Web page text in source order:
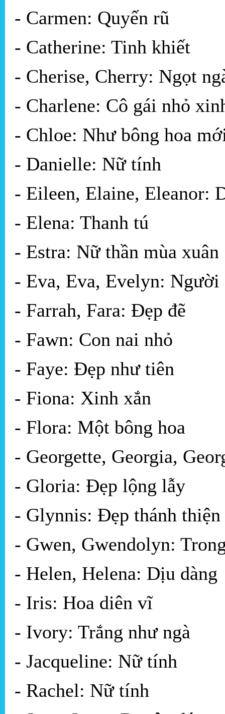
- Carmen: Quyến rũ
- Catherine: Tinh khiết
- Cherise, Cherry: Ngọt
- Charlene: Cô gái nhỏ
- Chloe: Như bông hoa
- Danielle: Nữ tính
- Eileen, Elaine, Eleanor:
- Elena: Thanh tú
- Estra: Nữ thần mùa xuân
- Eva, Eva, Evelyn: Người
- Farrah, Fara: Đẹp đẽ
- Fawn: Con nai nhỏ
- Faye: Đẹp như tiên
- Fiona: Xinh xắn
- Flora: Một bông hoa
- Georgette, Georgia,
- Gloria: Đẹp lộng lẫy
- Glynnis: Đẹp thánh thiện
- Gwen, Gwendolyn:
- Helen, Helena: Dịu dàng
- Iris: Hoa diên vĩ
- Ivory: Trắng như ngà
- Jacqueline: Nữ tính
- Rachel: Nữ tính